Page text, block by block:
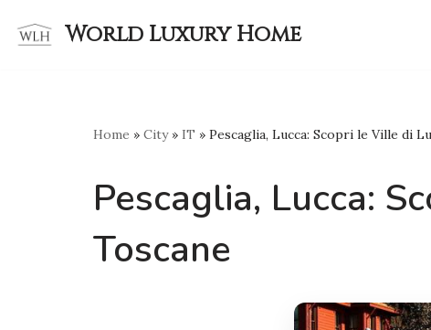
Skip
World Luxury Home
Home » City» IT » Pescaglia, Lucca: Scopri le Ville di
Pescaglia, Lucca:
Toscane